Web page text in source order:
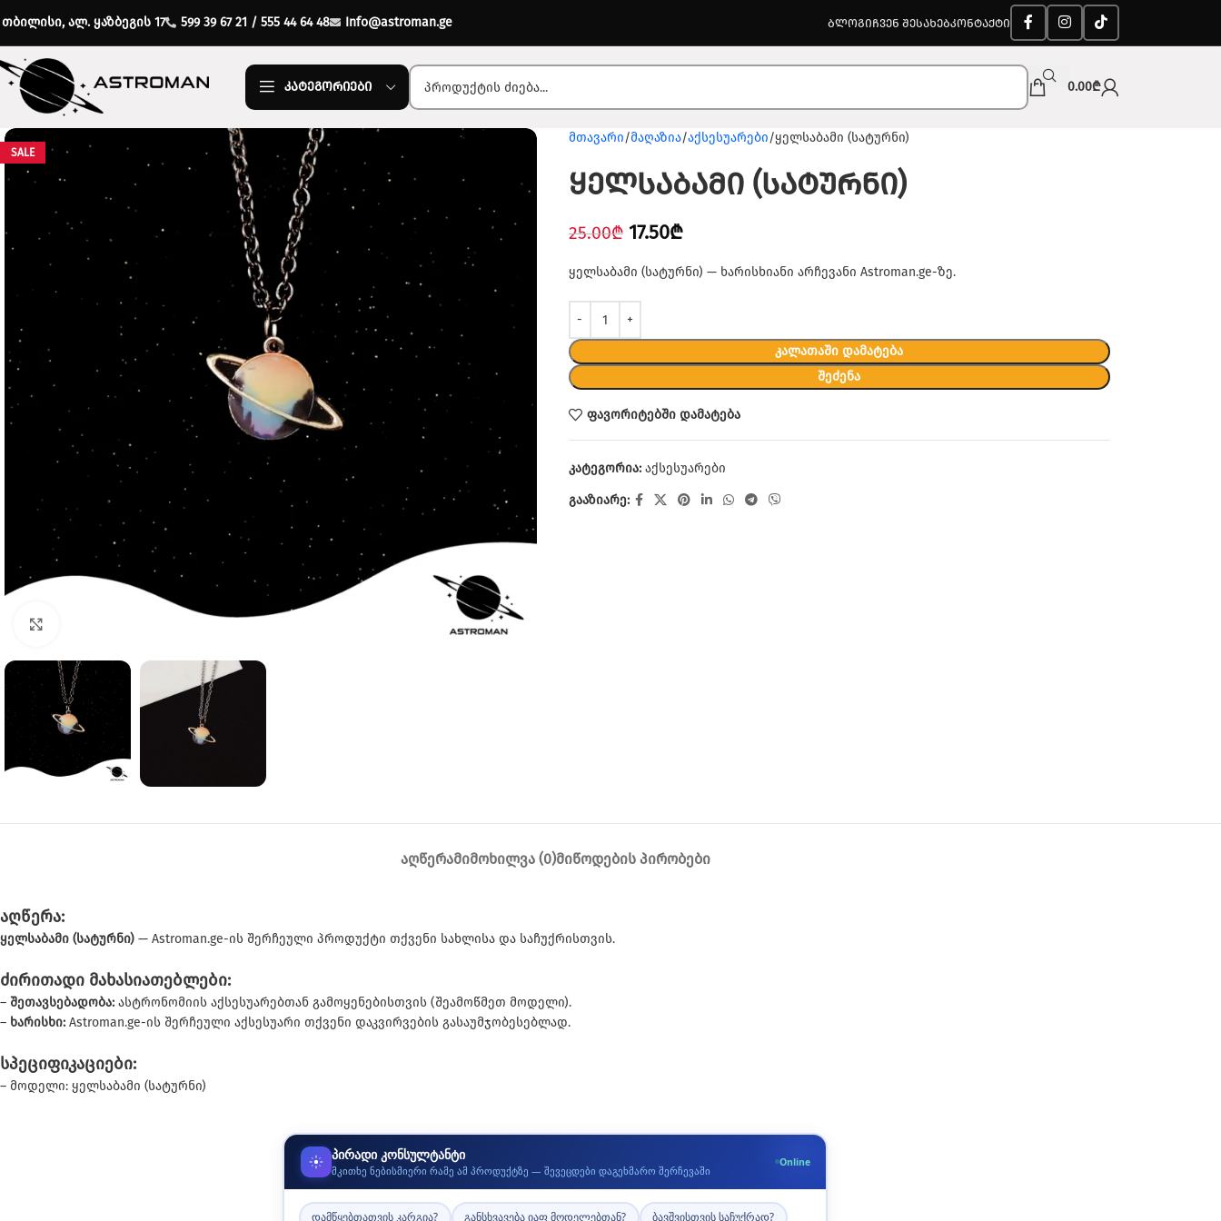
თბილისი, ალ. ყაზბეგის 17 599 39 67 21 / 555 44 64 48 Info@astroman.ge ᲑᲚᲝᲒᲘᲩᲕᲔᲜ ᲨᲔᲡᲐᲮᲔᲑᲙᲝᲜᲢᲐᲥᲢᲘ
ᲙᲐᲢᲔᲒᲝᲠᲘᲔᲑᲘ 0.00₾
SALE
მთავარი მაღაზია აქსესუარები ყელსაბამი (სატურნი)
ყელსაბამი (სატურნი)
25.00₾ 17.50₾
ყელსაბამი (სატურნი) — ხარისხიანი არჩევანი Astroman.ge-ზე.
ᲙᲐᲚᲐᲗᲐᲨᲘ ᲓᲐᲛᲐᲢᲔᲑᲐ
ᲨᲔᲫᲔᲜᲐ
ფავორიტებში დამატება
კატეგორია: აქსესუარები
გააზიარე:
ᲐᲦᲬᲔᲠᲐᲛᲘᲛᲝᲮᲘᲚᲕᲐ (0)ᲛᲘᲬᲝᲓᲔᲑᲘᲡ ᲞᲘᲠᲝᲑᲔᲑᲘ
აღწერა:
ყელსაბამი (სატურნი) — Astroman.ge-ის შერჩეული პროდუქტი თქვენი სახლისა და საჩუქრისთვის.
ძირითადი მახასიათებლები:
– შეთავსებადობა: ასტრონომიის აქსესუარებთან გამოყენებისთვის (შეამოწმეთ მოდელი).
– ხარისხი: Astroman.ge-ის შერჩეული აქსესუარი თქვენი დაკვირვების გასაუმჯობესებლად.
სპეციფიკაციები:
– მოდელი: ყელსაბამი (სატურნი)
პირადი კონსულტანტი
მკითხე ნებისმიერი რამე ამ პროდუქტზე — შევეცდები დაგეხმარო შერჩევაში
Online
დამწყებთათვის კარგია? განსხვავება იაფ მოდელებთან? ბავშვისთვის საჩუქრად?